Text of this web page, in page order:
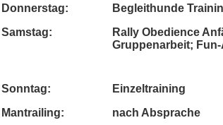
Donnerstag:
Samstag:
Begleithunde
Rally Obedience
Gruppenarbeit;
Sonntag:
Mantrailing:
Einzeltraining
nach Absprache